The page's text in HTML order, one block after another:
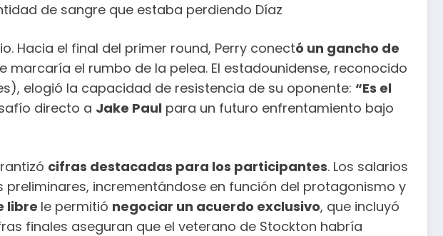
de sangre que estaba perdiendo Díaz
Hacia el final del primer round, Perry conectó un gancho de
marcaría el rumbo de la pelea. El estadounidense, reconocido
elogió la capacidad de resistencia de su oponente: “Es el
directo a Jake Paul para un futuro enfrentamiento bajo
cifras destacadas para los participantes. Los salarios
incrementándose en función del protagonismo y
libre le permitió negociar un acuerdo exclusivo, que incluyó
finales aseguran que el veterano de Stockton habría